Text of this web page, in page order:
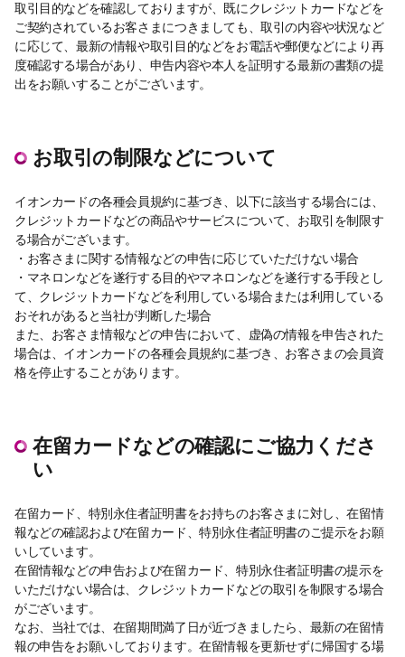
取引目的などを確認しておりますが、既にクレジットカードなどを
ご契約されているお客さまにつきましても、取引の内容や状況など
に応じて、最新の情報や取引目的などをお電話や郵便などにより再
度確認する場合があり、申告内容や本人を証明する最新の書類の提
出をお願いすることがございます。
お取引の制限などについて
イオンカードの各種会員規約に基づき、以下に該当する場合には、
クレジットカードなどの商品やサービスについて、お取引を制限す
る場合がございます。
・お客さまに関する情報などの申告に応じていただけない場合
・マネロンなどを遂行する目的やマネロンなどを遂行する手段とし
て、クレジットカードなどを利用している場合または利用している
おそれがあると当社が判断した場合
また、お客さま情報などの申告において、虚偽の情報を申告された
場合は、イオンカードの各種会員規約に基づき、お客さまの会員資
格を停止することがあります。
在留カードなどの確認にご協力くださ
い
在留カード、特別永住者証明書をお持ちのお客さまに対し、在留情
報などの確認および在留カード、特別永住者証明書のご提示をお願
いしています。
在留情報などの申告および在留カード、特別永住者証明書の提示を
いただけない場合は、クレジットカードなどの取引を制限する場合
がございます。
なお、当社では、在留期間満了日が近づきましたら、最新の在留情
報の申告をお願いしております。在留情報を更新せずに帰国する場